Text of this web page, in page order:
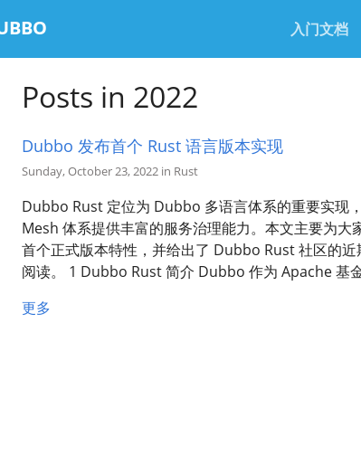
入门文档
Posts in 2022
Dubbo 发布首个 Rust 语言版本实现
Sunday, October 23, 2022 in Rust
Dubbo Rust 定位为 Dubbo 多语言体系的重要实现
Mesh 体系提供丰富的服务治理能力。本文主要为
首个正式版本特性，并给出了 Dubbo Rust 社区的
阅读。 1 Dubbo Rust 简介 Dubbo 作为 Apache 基
更多